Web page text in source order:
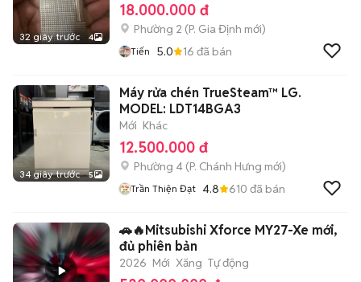
32 giây trước 4
18.000.000 đ
Phường 2 (P. Gia Định mới)
Tiến 5.0 16 đã bán
34 giây trước 5
Máy rửa chén TrueSteam™ LG.
MODEL: LDT14BGA3
Mới Khác
12.500.000 đ
Phường 4 (P. Chánh Hưng mới)
Trần Thiện Đạt 4.8 610 đã bán
🚗🔥Mitsubishi Xforce MY27-Xe mới,
đủ phiên bản
2026 Mới Xăng Tự động